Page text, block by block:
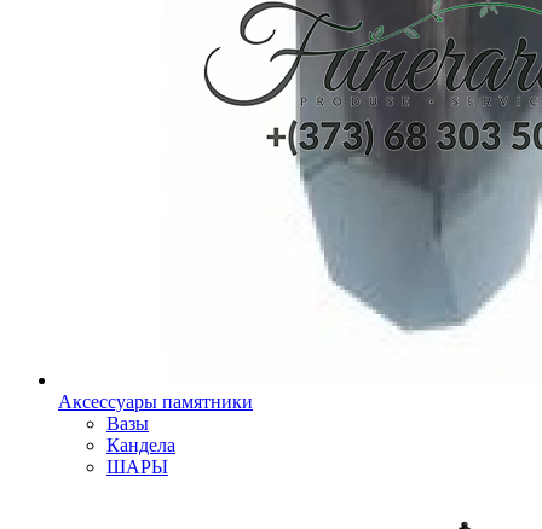
Аксессуары памятники
Вазы
Кандела
ШАРЫ